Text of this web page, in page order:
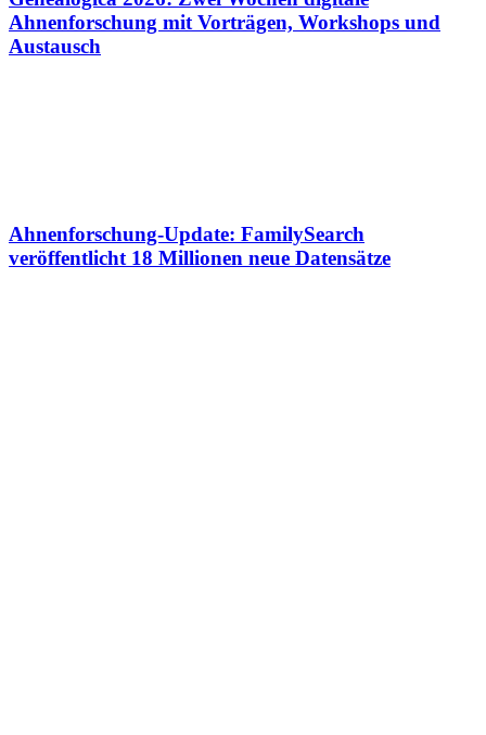
Ahnenforschung mit Vorträgen, Workshops und
Austausch
Ahnenforschung-Update: FamilySearch
veröffentlicht 18 Millionen neue Datensätze